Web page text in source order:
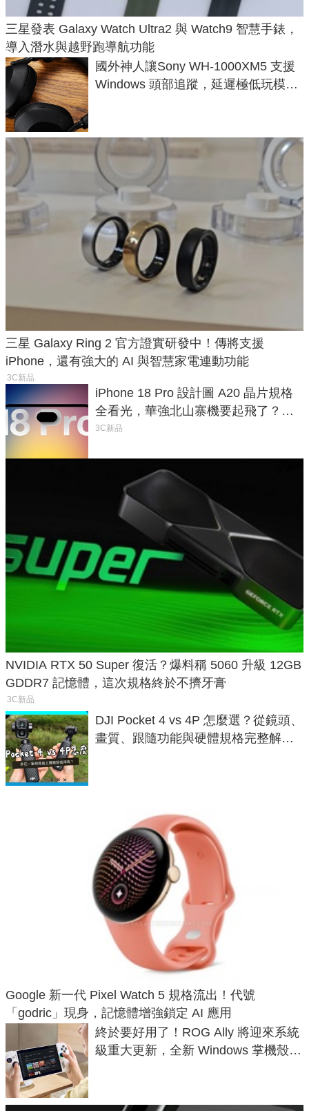
三星發表 Galaxy Watch Ultra2 與 Watch9 智慧手錶，
導入潛水與越野跑導航功能
國外神人讓Sony WH-1000XM5 支援
Windows 頭部追蹤，延遲極低玩模擬
三星 Galaxy Ring 2 官方證實研發中！傳將支援
iPhone，還有強大的 AI 與智慧家電連動功能
3C新品
iPhone 18 Pro 設計圖 A20 晶片規格
全看光，華強北山寨機要起飛了？專
家曝山寨機無法復刻兩大關鍵
3C新品
NVIDIA RTX 50 Super 復活？爆料稱 5060 升級 12GB
GDDR7 記憶體，這次規格終於不擠牙膏
3C新品
DJI Pocket 4 vs 4P 怎麼選？從鏡頭、
畫質、跟隨功能與硬體規格完整解
Google 新一代 Pixel Watch 5 規格流出！代號
「godric」現身，記憶體增強鎖定 AI 應用
終於要好用了！ROG Ally 將迎來系統
級重大更新，全新 Windows 掌機殼模